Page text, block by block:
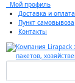
Мой профиль
Доставка и оплата
Пункт самовывоза
Контакты